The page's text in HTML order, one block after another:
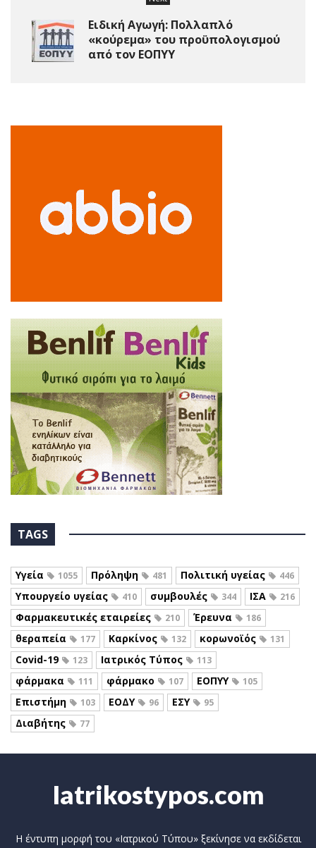
Ειδική Αγωγή: Πολλαπλό
«κούρεμα» του προϋπολογισμού
από τον ΕΟΠΥΥ
TAGS
Υγεία 1055 Πρόληψη 481 Πολιτική υγείας 446
Υπουργείο υγείας 410 συμβουλές 344 ΙΣΑ 216
Φαρμακευτικές εταιρείες 210 Έρευνα 186
θεραπεία 177 Καρκίνος 132 κορωνοϊός 131
Covid-19 123 Ιατρικός Τύπος 113
φάρμακα 111 φάρμακο 107 ΕΟΠΥΥ 105
Επιστήμη 103 ΕΟΔΥ 96 ΕΣΥ 95
Διαβήτης 77
Iatrikostypos.com
Η έντυπη μορφή του «Ιατρικού Τύπου» ξεκίνησε να εκδίδεται